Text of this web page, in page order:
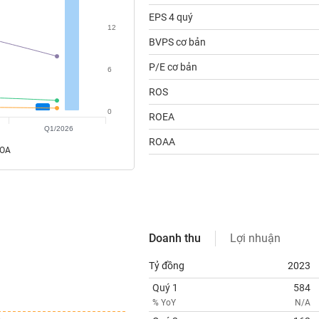
0
6
12
Q1/2026
EPS 4 quý
BVPS cơ bản
P/E cơ bản
ROS
ROEA
ROAA
Doanh thu Lợi nhuận
Tỷ đồng 2023
Quý 1
% YoY
584
N/A